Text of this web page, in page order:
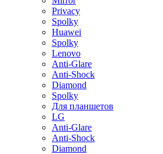
Privacy
Spolky
Huawei
Spolky
Lenovo
Anti-Glare
Anti-Shock
Diamond
Spolky
Для планшетов
LG
Anti-Glare
Anti-Shock
Diamond